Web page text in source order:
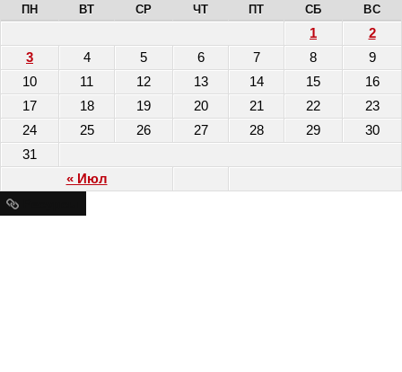
ПН ВТ СР ЧТ ПТ СБ ВС
« Июл
1
2
3
4 5 6 7 8
9
10
11 12 13 14 15
16
17
18 19 20 21 22
23
24
25 26 27 28 29
30
31